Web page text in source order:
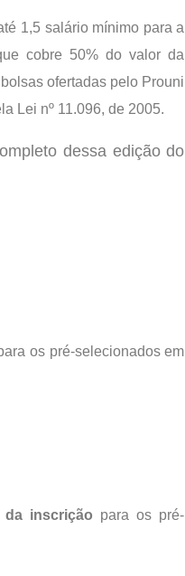
1,5 salário mínimo para a
cobre 50% do valor da
ofertadas pelo Prouni
Lei nº 11.096, de 2005.
dessa edição do
os pré-selecionados em
da inscrição para os pré-